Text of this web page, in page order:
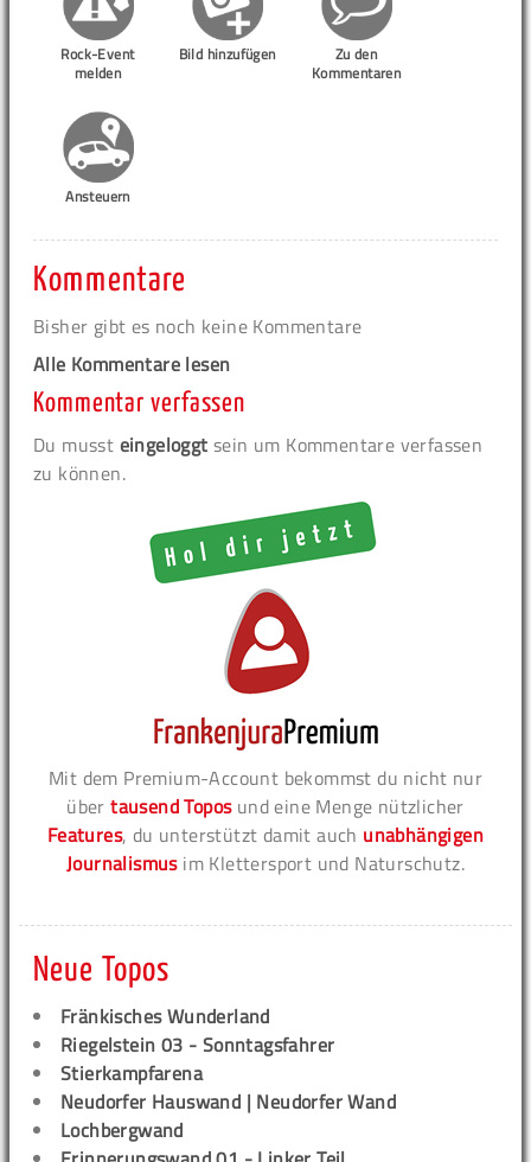
Rock-Event
melden
Bild hinzufügen
Zu den
Kommentaren
Ansteuern
Kommentare
Bisher gibt es noch keine Kommentare
Alle Kommentare lesen
Kommentar verfassen
Du musst eingeloggt sein um Kommentare verfassen
zu können.
Mit dem Premium-Account bekommst du nicht nur
übertausend Toposund eine Menge nützlicher
Features, du unterstützt damit auch unabhängigen
Journalismusim Klettersport und Naturschutz.
Neue Topos
Fränkisches Wunderland
Riegelstein 03 - Sonntagsfahrer
Stierkampfarena
Neudorfer Hauswand | Neudorfer Wand
Lochbergwand